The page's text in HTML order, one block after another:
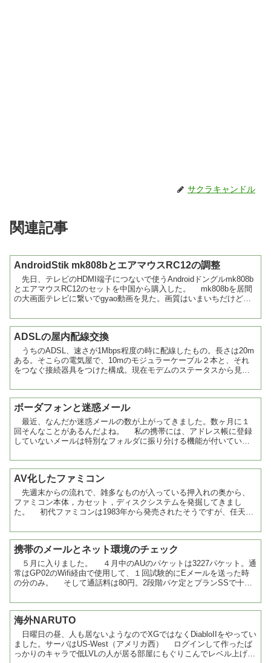
サクラキャンドル
関連記事
AndroidStik mk808bとエアマウスRC12の調整
先日、テレビのHDMI端子につないで使うAndroidドングルmk808b
とエアマウスRC12のセットを中国から購入した。 mk808bを居間
の大画面テレビに繋いでgyao動画を見た。画質はいまいちだけど、
ADSLの屋内配線交換
うちのADSL、速さが1Mbps程度の時に配線したもの。長さは20m
ある。そこらの電気屋で、10mのモジュラーケーブル２本と、それ
をつなぐ接続器具をつけた構成。現在モデムのステータスから見れ
ボーダフォンと迷惑メール
最近、なんだか迷惑メールの数が上がってきました。数ヶ月に１
回そんなことがあるんだよね。 私の携帯には、アドレス帳に登録
していないメールは特別なフォルダに振り分ける機能が付いていた
AV化したファミコン
先週末からの流れで、雑多なものが入っている押入れの奥から、
ファミコン本体，カセット，ディスクシステムを発掘してきまし
た。 初代ファミコンは1983年から発売されたそうですが、任天堂
携帯のメールとネット環境のチェック
５月に入りました。 ４月中のAUのパケットは3227パケット。通
常はGP02のWifi経由で使用して、１回試験的にEメールを送った時
の分のみ。 そして通話料は80円。2段階パケ定とプランSSで十分
海外NARUTO
日曜日の昼、人も居ないようなのでXGではなくDiabloIIをやってい
ました。サーバはUS-West（アメリカ西） ログインして作ったば
っかりのキャラで低LVLの人が居る部屋にもぐりこんでレベル上げを